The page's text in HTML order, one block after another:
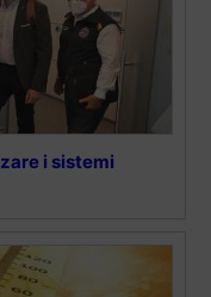
i sistemi